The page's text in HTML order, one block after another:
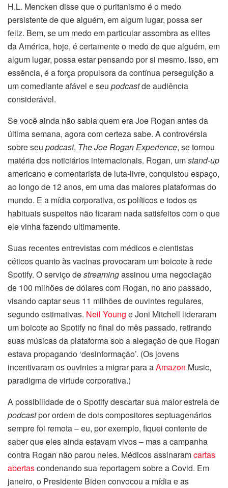
H.L. Mencken disse que o puritanismo é o medo
persistente de que alguém, em algum lugar, possa ser
feliz. Bem, se um medo em particular assombra as elites
da América, hoje, é certamente o medo de que alguém, em
algum lugar, possa estar pensando por si mesmo. Isso, em
essência, é a força propulsora da contínua perseguição a
um comediante afável e seu podcastde audiência
considerável.
Se você ainda não sabia quem era Joe Rogan antes da
última semana, agora com certeza sabe. A controvérsia
sobre seu podcast, The Joe Rogan Experience, se tornou
matéria dos noticiários internacionais. Rogan, umstand-up
americano e comentarista de luta-livre, conquistou espaço,
ao longo de 12 anos, em uma das maiores plataformas do
mundo. E a mídia corporativa, os políticos e todos os
habituais suspeitos não ficaram nada satisfeitos com o que
ele vinha fazendo ultimamente.
Suas recentes entrevistas com médicos e cientistas
céticos quanto às vacinas provocaram um boicote à rede
Spotify. O serviço destreamingassinou uma negociação
de 100 milhões de dólares com Rogan, no ano passado,
visando captar seus 11 milhões de ouvintes regulares,
segundo estimativas. Neil Young e Joni Mitchell lideraram
um boicote ao Spotify no final do mês passado, retirando
suas músicas da plataforma sob a alegação de que Rogan
estava propagando ‘desinformação’. (Os jovens
incentivaram os ouvintes a migrar para aAmazon Music,
paradigma de virtude corporativa.)
A possibilidade de o Spotify descartar sua maior estrela de
podcastpor ordem de dois compositores septuagenários
sempre foi remota – eu, por exemplo, fiquei contente de
saber que eles ainda estavam vivos – mas a campanha
contra Rogan não parou neles. Médicos assinaramcartas
abertascondenando sua reportagem sobre a Covid. Em
janeiro, o Presidente Biden convocou a mídia e as